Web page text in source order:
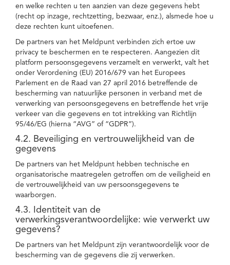
en welke rechten u ten aanzien van deze gegevens hebt
(recht op inzage, rechtzetting, bezwaar, enz.), alsmede hoe u
deze rechten kunt uitoefenen.
De partners van het Meldpunt verbinden zich ertoe uw
privacy te beschermen en te respecteren. Aangezien dit
platform persoonsgegevens verzamelt en verwerkt, valt het
onder Verordening (EU) 2016/679 van het Europees
Parlement en de Raad van 27 april 2016 betreffende de
bescherming van natuurlijke personen in verband met de
verwerking van persoonsgegevens en betreffende het vrije
verkeer van die gegevens en tot intrekking van Richtlijn
95/46/EG (hierna “AVG” of “GDPR”).
4.2. Beveiliging en vertrouwelijkheid van de
gegevens
De partners van het Meldpunt hebben technische en
organisatorische maatregelen getroffen om de veiligheid en
de vertrouwelijkheid van uw persoonsgegevens te
waarborgen.
4.3. Identiteit van de
verwerkingsverantwoordelijke: wie verwerkt uw
gegevens?
De partners van het Meldpunt zijn verantwoordelijk voor de
bescherming van de gegevens die zij verwerken.